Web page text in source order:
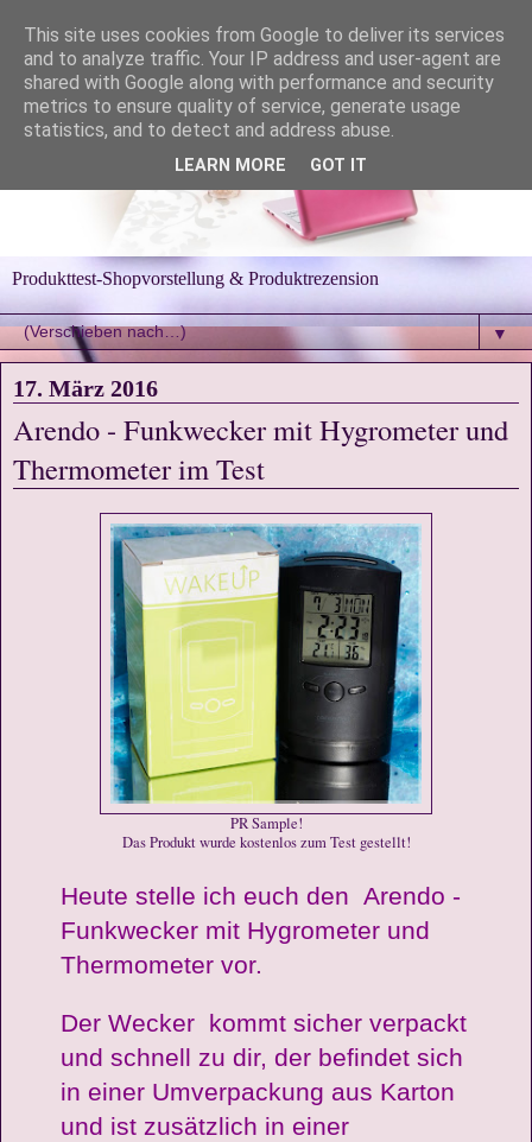
Produkttest-Shopvorstellung & Produktrezension
▼
17. März 2016
Arendo - Funkwecker mit Hygrometer und
Thermometer im Test
PR Sample!
Das Produkt wurde kostenlos zum Test gestellt!
Heute stelle ich euch den Arendo -
Funkwecker mit Hygrometer und
Thermometer vor.
Der Wecker kommt sicher verpackt
und schnell zu dir, der befindet sich
in einer Umverpackung aus Karton
und ist zusätzlich in einer
This site uses cookies from Google to deliver its services
and to analyze traffic. Your IP address and user-agent are
shared with Google along with performance and security
metrics to ensure quality of service, generate usage
statistics, and to detect and address abuse.
LEARN MORE GOT IT